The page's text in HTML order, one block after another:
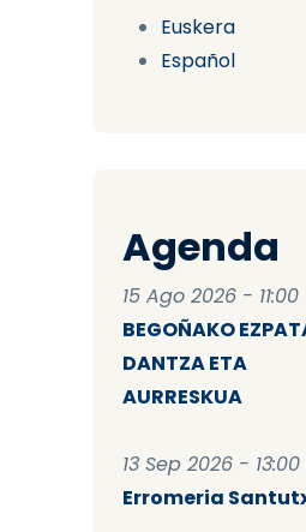
Euskera
Español
Agenda
15 Ago 2026 - 11:00
BEGOÑAKO
DANTZA ETA
AURRESKUA
13 Sep 2026 - 13:00
Erromeria